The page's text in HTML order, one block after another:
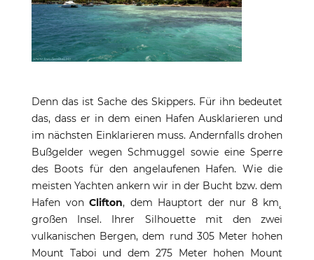
Denn das ist Sache des Skippers. Für ihn bedeutet
das, dass er in dem einen Hafen Ausklarieren und
im nächsten Einklarieren muss. Andernfalls drohen
Bußgelder wegen Schmuggel sowie eine Sperre
des Boots für den angelaufenen Hafen. Wie die
meisten Yachten ankern wir in der Bucht bzw. dem
Hafen von Clifton, dem Hauptort der nur 8 km˛
großen Insel. Ihrer Silhouette mit den zwei
vulkanischen Bergen, dem rund 305 Meter hohen
Mount Taboi und dem 275 Meter hohen Mount